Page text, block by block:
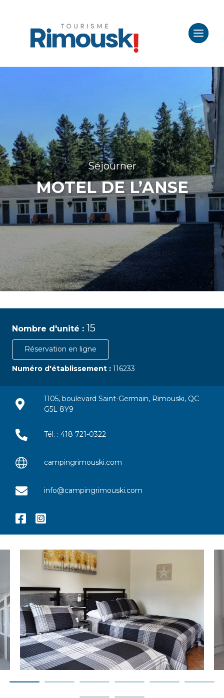
Séjourner
MOTEL DE L’ANSE
Nombre d'unité : 15
Réservation en ligne
Numéro d'établissement : 116233
1105, boulevard Saint-Germain, Rimouski, QC
G5L 8Y9
Tél. : 418 721-0322
campingrimouski.com
info@campingrimouski.com